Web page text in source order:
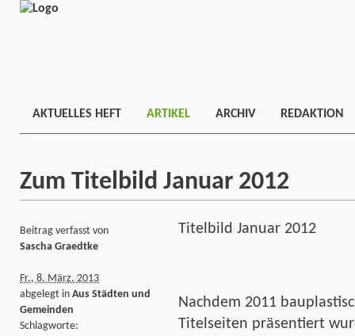
AKTUELLES HEFT ARTIKEL ARCHIV REDAKTION
Zum Titelbild Januar 2012
Titelbild Januar 2012
Nachdem 2011
Titelseiten präsentiert
Beitrag verfasst von
Sascha Graedtke
Fr., 8. März. 2013
abgelegt in Aus Städten und
Gemeinden
Schlagworte: